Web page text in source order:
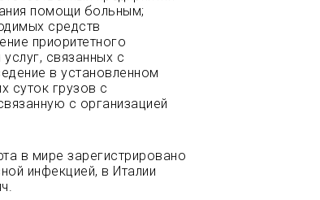
помощи больным;
средств
приоритетного
связанных с
в установленном
суток грузов с
с организацией
в мире зарегистрировано
инфекцией, в Италии